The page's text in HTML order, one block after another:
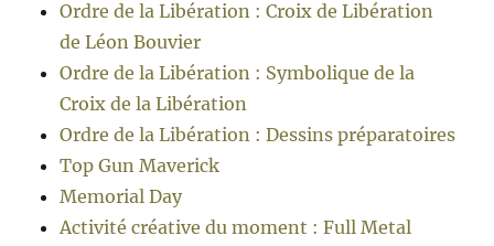
Ordre de la Libération : Croix de Libération
de Léon Bouvier
Ordre de la Libération : Symbolique de la
Croix de la Libération
Ordre de la Libération : Dessins préparatoires
Top Gun Maverick
Memorial Day
Activité créative du moment : Full Metal